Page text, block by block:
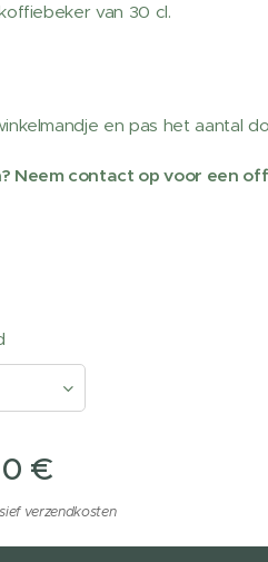
van 30 cl.
en pas het aantal
Neem contact op voor een
€
verzendkosten